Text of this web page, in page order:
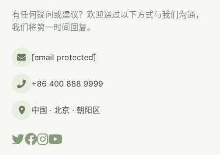
有任何疑问或建议？欢迎通过以下方式与我们沟通，
我们将第一时间回复。
[email protected]
+86 400 888 9999
中国 · 北京 · 朝阳区